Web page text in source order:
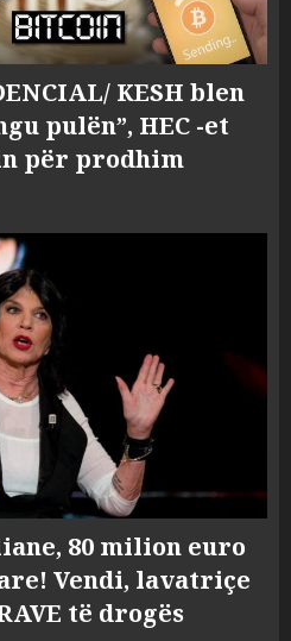
KESH blen
pulën”, HEC -et
për prodhim
80 milion euro
Vendi, lavatriçe
të drogës